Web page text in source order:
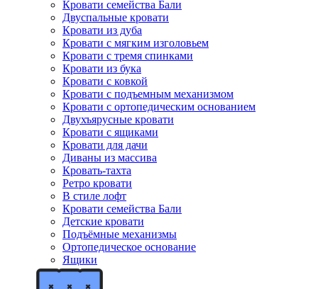
Кровати семейства Бали
Двуспальные кровати
Кровати из дуба
Кровати с мягким изголовьем
Кровати с тремя спинками
Кровати из бука
Кровати с ковкой
Кровати с подъемным механизмом
Кровати с ортопедическим основанием
Двухъярусные кровати
Кровати с ящиками
Кровати для дачи
Диваны из массива
Кровать-тахта
Ретро кровати
В стиле лофт
Кровати семейства Бали
Детские кровати
Подъёмные механизмы
Ортопедическое основание
Ящики